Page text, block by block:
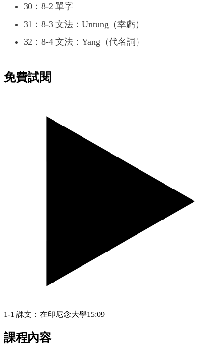
30：8-2 單字
31：8-3 文法：Untung（幸虧）
32：8-4 文法：Yang（代名詞）
免費試閱
1-1 課文：在印尼念大學15:09
課程內容